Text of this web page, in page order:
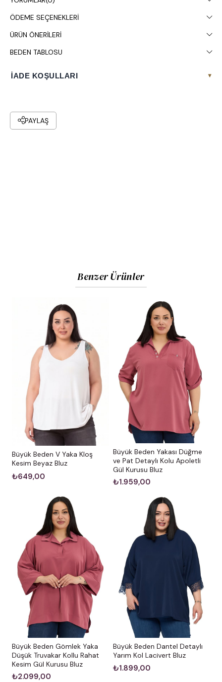
ÖDEME SEÇENEKLERI
ÜRÜN ÖNERILERI
BEDEN TABLOSU
İADE KOŞULLARI ▾
PAYLAŞ
Benzer Ürünler
Büyük Beden V Yaka Kloş
Kesim Beyaz Bluz
₺649,00
Büyük Beden Yakası Düğme
ve Pat Detaylı Kolu Apoletli
Gül Kurusu Bluz
₺1.959,00
Büyük Beden Gömlek Yaka
Düşük Truvakar Kollu Rahat
Kesim Gül Kurusu Bluz
₺2.099,00
Büyük Beden Dantel Detaylı
Yarım Kol Lacivert Bluz
₺1.899,00